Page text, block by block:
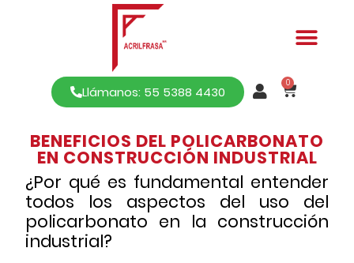
Llámanos: 55 5388 4430
0
BENEFICIOS DEL POLICARBONATO
EN CONSTRUCCIÓN INDUSTRIAL
¿Por qué es fundamental entender
todos los aspectos del uso del
policarbonato en la construcción
industrial?